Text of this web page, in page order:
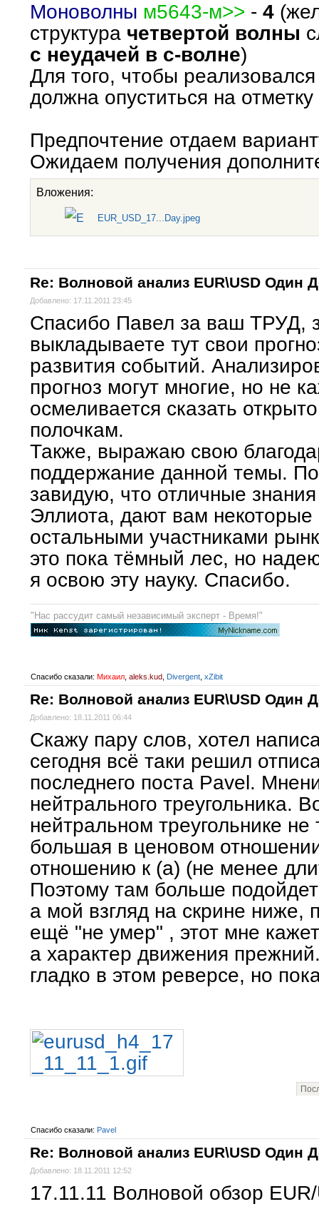
Моноволны м5643-м>> - 4
структура четвертой волны
с неудачей в с-волне)
Для того, чтобы
должна опуститься на
Предпочтение отдаем
Ожидаем получения
Вложения:
EUR_USD_17...Day.jpeg
(66KB)
Re: Волновой анализ EUR\USD Один
Добавлено: 17.11.2011 23:45
Спасибо Павел за ваш ТРУД,
выкладываете тут свои
развития событий.
прогноз могут многие, но не
осмеливается сказать
полочкам.
Также, выражаю свою
поддержание данной темы.
завидую, что отличные
Эллиота, дают вам
остальными участниками
это пока тёмный лес, но
я освою эту науку. Спасибо.
"Нас рассудит самый независимый эксперт - Время!"
Спасибо сказали: Михаил aleks.kud Divergent xZibit
Re: Волновой анализ EUR\USD Один
Добавлено: 18.11.2011 06:44
Скажу пару слов, хотел
сегодня всё таки решил
последнего поста Pavel.
нейтрального треугольника.
нейтральном треугольнике не
большая в ценовом
отношению к (а) (не менее
Поэтому там больше
а мой взгляд на скрине
ещё "не умер" , этот мне
а характер движения
гладко в этом реверсе, но
Спасибо сказали: Pavel
Re: Волновой анализ EUR\USD Один
Добавлено: 18.11.2011 12:52
17.11.11 Волновой обзор